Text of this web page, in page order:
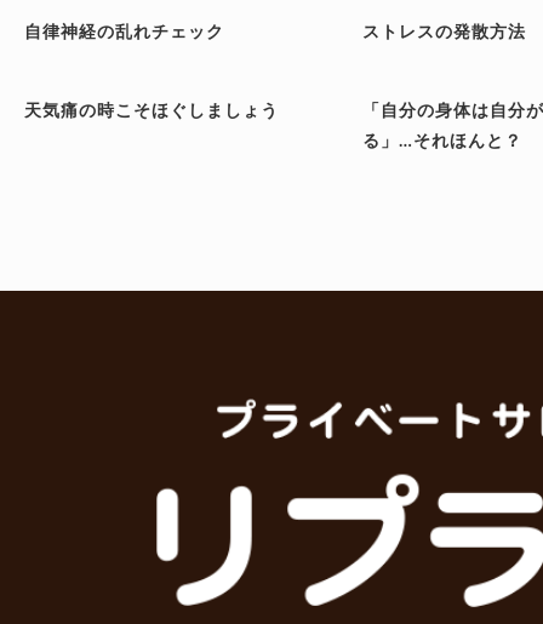
自律神経の乱れチェック ストレスの発散方法
天気痛の時こそほぐしましょう
「自分の身体は自分
る」…それほんと？